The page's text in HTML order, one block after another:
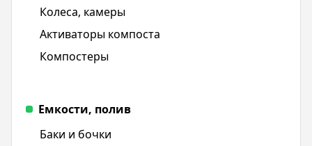
Колеса, камеры
Активаторы компоста
Компостеры
Емкости, полив
Баки и бочки